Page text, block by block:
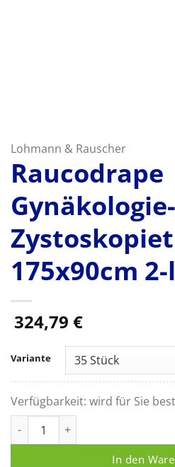
Lohmann & Rauscher
Raucodrape
Gynäkologie-
175x90cm
324,79 €
Variante
Verfügbarkeit: wird für Sie
In den